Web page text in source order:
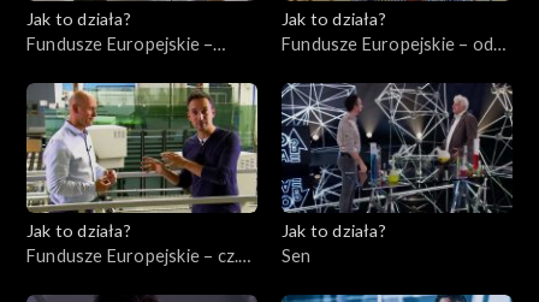
Jak to działa?
Fundusze Europejskie –
Jak to działa?
Fundusze Europejskie – odc.
Jak to działa?
Fundusze Europejskie – cz.
Jak to działa?
Sen